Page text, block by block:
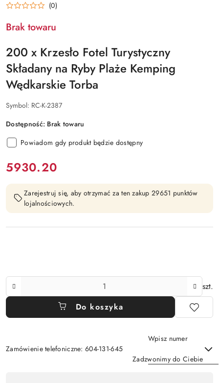
(0)
Brak towaru
200 x Krzesło Fotel Turystyczny
Składany na Ryby Plaże Kemping
Wędkarskie Torba
Symbol: RC-K-2387
Dostępność: Brak towaru
Powiadom gdy produkt będzie dostępny
cena:
5930.20
Zarejestruj się, aby otrzymać za ten zakup 29651 punktów
lojalnościowych.
Ilość
szt.
Do koszyka
Zamówienie telefoniczne: 604-131-645
Wpisz numer
Zadzwonimy do Ciebie